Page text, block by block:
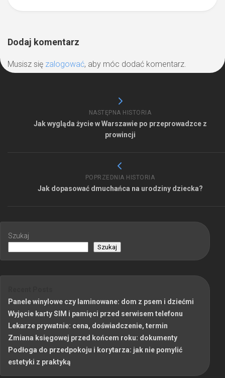
Dodaj komentarz
Musisz się zalogować, aby móc dodać komentarz.
NASTĘPNA HISTORIA
Jak wygląda życie w Warszawie po przeprowadzce z
prowincji
POPRZEDNIA HISTORIA
Jak dopasować dmuchańca na urodziny dziecka?
Szukaj
Szukaj
Panele winylowe czy laminowane: dom z psem i dziećmi
Wyjęcie karty SIM i pamięci przed serwisem telefonu
Lekarze prywatnie: cena, doświadczenie, termin
Zmiana księgowej przed końcem roku: dokumenty
Podłoga do przedpokoju i korytarza: jak nie pomylić
estetyki z praktyką